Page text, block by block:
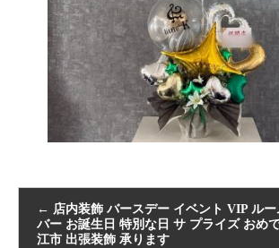
← 店内装飾 バースデー イベント VIP ル
バー お誕生日 特別な日 サ プライズ おめ
江市 出張装飾 承ります